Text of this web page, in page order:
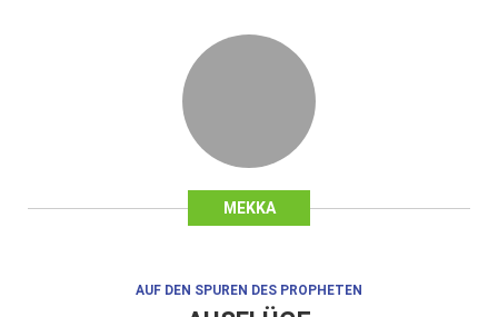
MEKKA
AUF DEN SPUREN DES PROPHETEN